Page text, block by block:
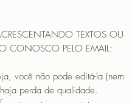
TEXTOS OU
CONOSCO PELO EMAIL:
você não pode editá-la (nem
perda de qualidade.